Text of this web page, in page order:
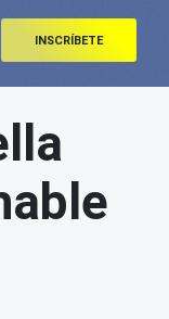
INSCRÍBETE